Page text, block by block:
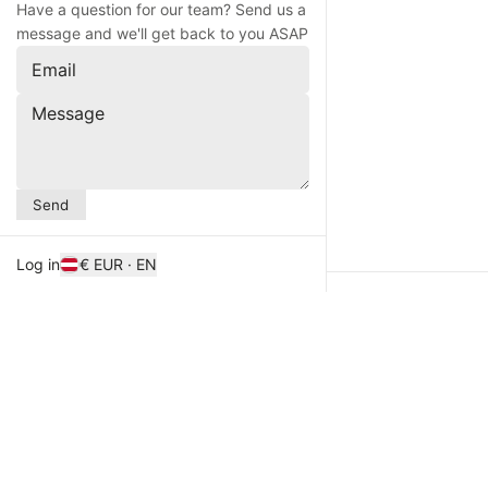
Have a question for our team? Send us a
message and we'll get back to you ASAP
Message
Send
Log in € EUR · EN